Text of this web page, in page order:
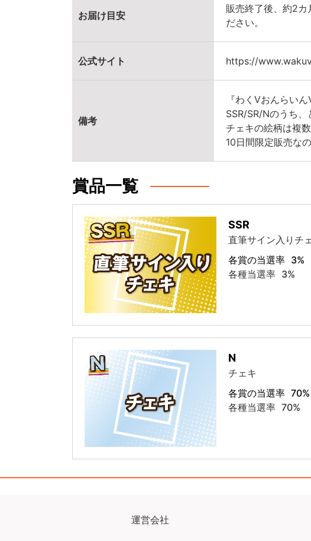
お届け目安
販売終了後、約2カ
ださい。
公式サイト https://
備考
『わくVおんらい
SSR/SR/Nのうち、
チェキの絵柄は複
10日間限定販売な
賞品一覧
SSR
直筆サイン入りチ
各賞の当選率 3%
各種当選率 3%
N
チェキ
各賞の当選率 70%
各種当選率 70%
運営会社